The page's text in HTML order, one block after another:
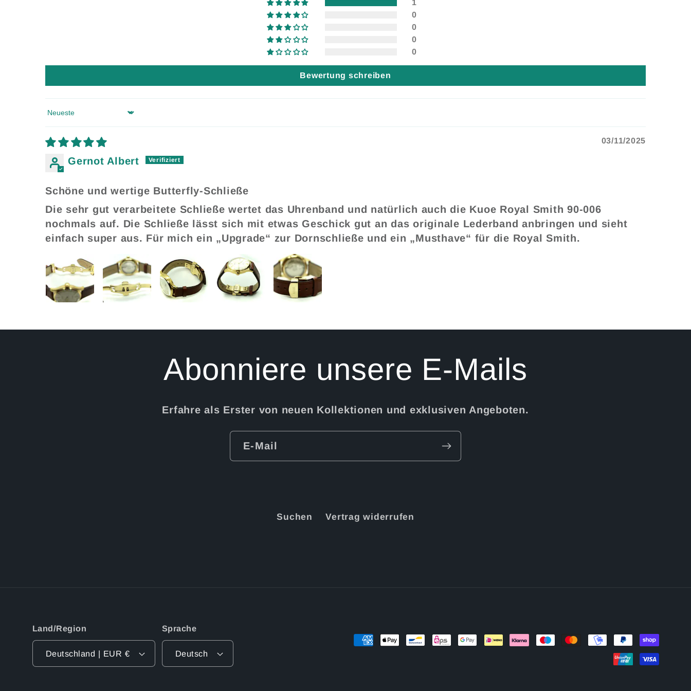
1
0
0
0
0
Bewertung schreiben
03/11/2025
Gernot Albert
Schöne und wertige Butterfly-Schließe
Die sehr gut verarbeitete Schließe wertet das Uhrenband und natürlich auch die Kuoe Royal Smith 90-006
nochmals auf. Die Schließe lässt sich mit etwas Geschick gut an das originale Lederband anbringen und sieht
einfach super aus. Für mich ein „Upgrade“ zur Dornschließe und ein „Musthave“ für die Royal Smith.
Abonniere unsere E-Mails
Erfahre als Erster von neuen Kollektionen und exklusiven Angeboten.
E-Mail
Suchen Vertrag widerrufen
Land/Region
Deutschland | EUR €
Sprache
Deutsch
Zahlungsmethoden